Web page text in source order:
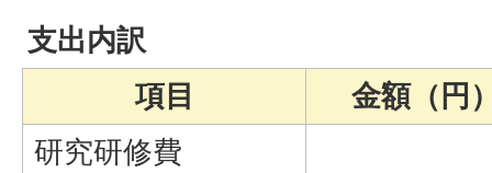
支出内訳
項目
金額（円
研究研修費